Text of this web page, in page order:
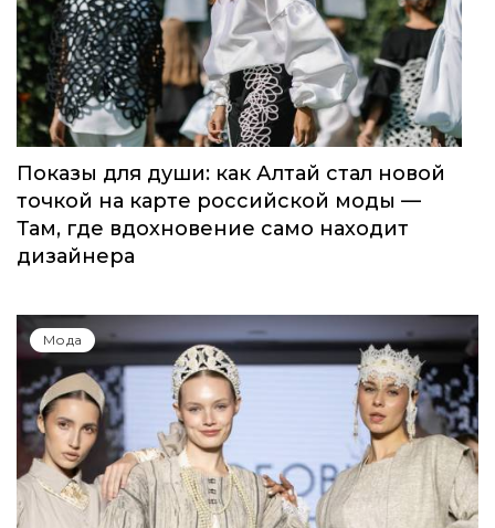
Показы для души: как Алтай стал новой
точкой на карте российской моды —
Там, где вдохновение само находит
дизайнера
Мода